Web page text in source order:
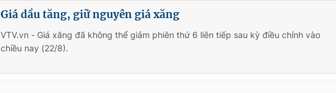
Giá dầu tăng, giữ nguyên giá xăng
VTV.vn - Giá xăng đã không thể giảm phiên thứ 6 liên tiếp sau kỳ điều chỉnh vào
chiều nay (22/8).